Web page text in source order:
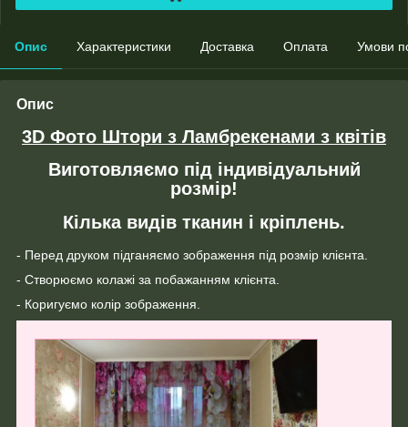
Опис Характеристики Доставка Оплата Умови
Опис
3D Фото Штори з Ламбрекенами з квітів
Виготовляємо під індивідуальний
розмір!
Кілька видів тканин і кріплень.
- Перед друком підганяємо зображення під розмір клієнта.
- Створюємо колажі за побажанням клієнта.
- Коригуємо колір зображення.